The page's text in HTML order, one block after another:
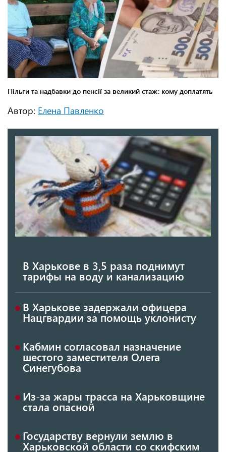
Автор: Елена Павленко
В Харькове в 3,5 раза поднимут
тарифы на воду и канализацию
В Харькове задержали офицера
Нацгвардии за помощь уклонисту
Кабмин согласовал назначение
шестого заместителя Олега
Синегубова
Из-за жары трасса на Харьковщине
стала опасной
Государству вернули землю в
Харьковской области со скифским